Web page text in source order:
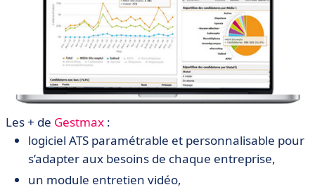
Les + de Gestmax :
logiciel ATS paramétrable et personnalisable pour
s’adapter aux besoins de chaque entreprise,
un module entretien vidéo,